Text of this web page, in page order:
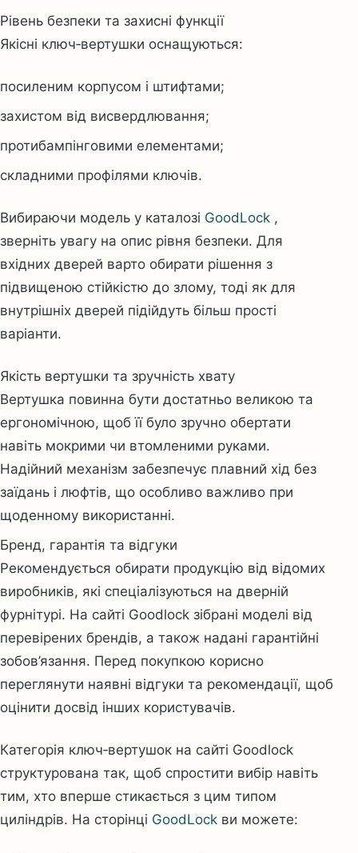
Рівень безпеки та захисні функції
Якісні ключ‑вертушки оснащуються:
посиленим корпусом і штифтами;
захистом від висвердлювання;
протибампінговими елементами;
складними профілями ключів.
Вибираючи модель у каталозі GoodLock ,
зверніть увагу на опис рівня безпеки. Для
вхідних дверей варто обирати рішення з
підвищеною стійкістю до злому, тоді як для
внутрішніх дверей підійдуть більш прості
варіанти.
Якість вертушки та зручність хвату
Вертушка повинна бути достатньо великою та
ергономічною, щоб її було зручно обертати
навіть мокрими чи втомленими руками.
Надійний механізм забезпечує плавний хід без
заїдань і люфтів, що особливо важливо при
щоденному використанні.
Бренд, гарантія та відгуки
Рекомендується обирати продукцію від відомих
виробників, які спеціалізуються на дверній
фурнітурі. На сайті Goodlock зібрані моделі від
перевірених брендів, а також надані гарантійні
зобов’язання. Перед покупкою корисно
переглянути наявні відгуки та рекомендації, щоб
оцінити досвід інших користувачів.
Категорія ключ‑вертушок на сайті Goodlock
структурована так, щоб спростити вибір навіть
тим, хто вперше стикається з цим типом
циліндрів. На сторінці GoodLock ви можете: